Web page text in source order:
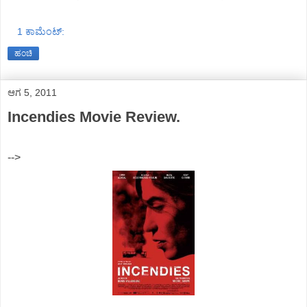
1 ಕಾಮೆಂಟ್‌:
ಹಂಚಿ
ಆಗ 5, 2011
Incendies Movie Review.
-->